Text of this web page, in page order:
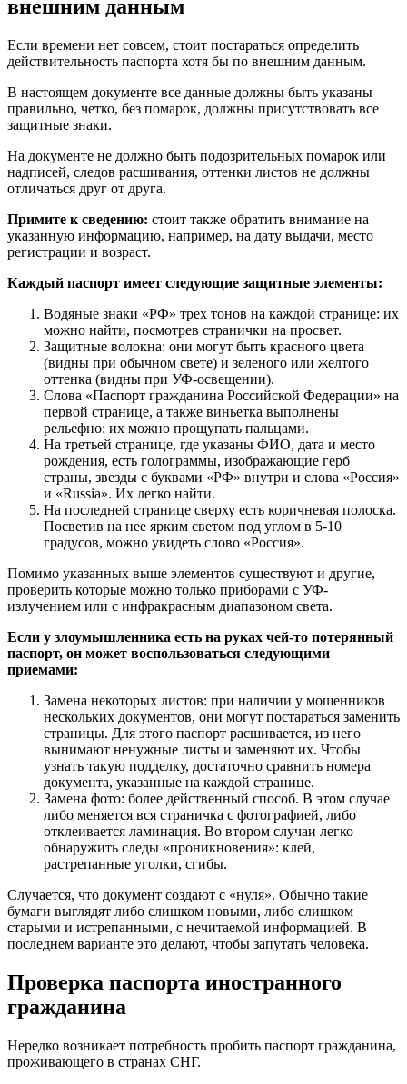
внешним данным
Если времени нет совсем, стоит постараться определить
действительность паспорта хотя бы по внешним данным.
В настоящем документе все данные должны быть указаны
правильно, четко, без помарок, должны присутствовать все
защитные знаки.
На документе не должно быть подозрительных помарок или
надписей, следов расшивания, оттенки листов не должны
отличаться друг от друга.
Примите к сведению: стоит также обратить внимание на
указанную информацию, например, на дату выдачи, место
регистрации и возраст.
Каждый паспорт имеет следующие защитные элементы:
Водяные знаки «РФ» трех тонов на каждой странице: их
можно найти, посмотрев странички на просвет.
Защитные волокна: они могут быть красного цвета
(видны при обычном свете) и зеленого или желтого
оттенка (видны при УФ-освещении).
Слова «Паспорт гражданина Российской Федерации» на
первой странице, а также виньетка выполнены
рельефно: их можно прощупать пальцами.
На третьей странице, где указаны ФИО, дата и место
рождения, есть голограммы, изображающие герб
страны, звезды с буквами «РФ» внутри и слова «Россия»
и «Russia». Их легко найти.
На последней странице сверху есть коричневая полоска.
Посветив на нее ярким светом под углом в 5-10
градусов, можно увидеть слово «Россия».
Помимо указанных выше элементов существуют и другие,
проверить которые можно только приборами с УФ-
излучением или с инфракрасным диапазоном света.
Если у злоумышленника есть на руках чей-то потерянный
паспорт, он может воспользоваться следующими
приемами:
Замена некоторых листов: при наличии у мошенников
нескольких документов, они могут постараться заменить
страницы. Для этого паспорт расшивается, из него
вынимают ненужные листы и заменяют их. Чтобы
узнать такую подделку, достаточно сравнить номера
документа, указанные на каждой странице.
Замена фото: более действенный способ. В этом случае
либо меняется вся страничка с фотографией, либо
отклеивается ламинация. Во втором случаи легко
обнаружить следы «проникновения»: клей,
растрепанные уголки, сгибы.
Случается, что документ создают с «нуля». Обычно такие
бумаги выглядят либо слишком новыми, либо слишком
старыми и истрепанными, с нечитаемой информацией. В
последнем варианте это делают, чтобы запутать человека.
Проверка паспорта иностранного
гражданина
Нередко возникает потребность пробить паспорт гражданина,
проживающего в странах СНГ.